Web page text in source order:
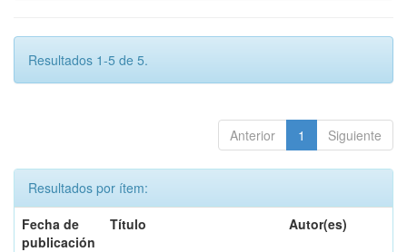
Resultados 1-5 de 5.
Anterior 1 Siguiente
Resultados por ítem:
Fecha de
publicación
Título Autor(es)